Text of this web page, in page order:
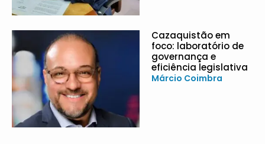
Cazaquistão em
foco: laboratório de
governança e
eficiência legislativa
Márcio Coimbra